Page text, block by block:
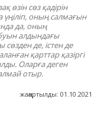
өзін сөз қадірін
үңіліп, оның салмағын
да, оның
алдындағы
сөзден де, істен де
қарттар қазіргі
Оларға деген
отыр.
жаңартылды: 01.10.2021